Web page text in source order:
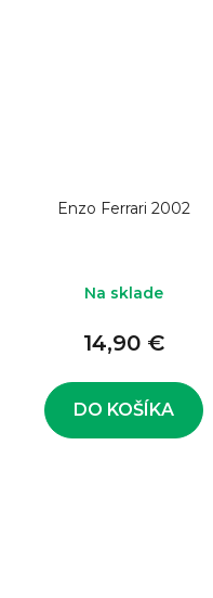
Enzo Ferrari 2002
Na sklade
14,90 €
DO KOŠÍKA